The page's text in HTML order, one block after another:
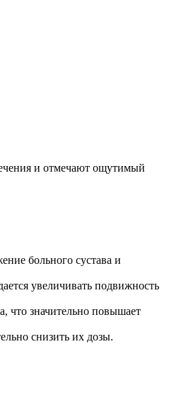
и отмечают ощутимый
больного сустава и
увеличивать подвижность
что значительно повышает
снизить их дозы.